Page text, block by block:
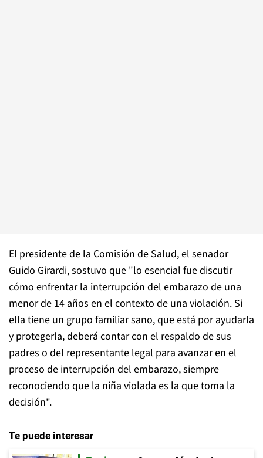
El presidente de la Comisión de Salud, el senador
Guido Girardi, sostuvo que "lo esencial fue discutir
cómo enfrentar la interrupción del embarazo de una
menor de 14 años en el contexto de una violación. Si
ella tiene un grupo familiar sano, que está por ayudarla
y protegerla, deberá contar con el respaldo de sus
padres o del representante legal para avanzar en el
proceso de interrupción del embarazo, siempre
reconociendo que la niña violada es la que toma la
decisión".
Te puede interesar